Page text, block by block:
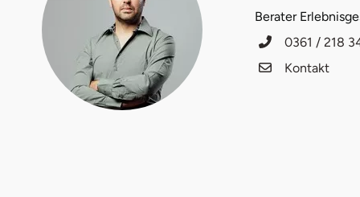
Berater
0361 / 218
Kontakt
Görlitz